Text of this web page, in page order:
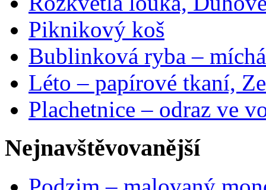
Piknikový koš
Bublinková ryba –
Léto – papírové tkaní,
Plachetnice – odraz ve
Nejnavštěvovanější